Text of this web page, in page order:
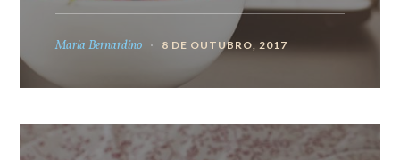
Maria Bernardino 8 DE OUTUBRO, 2017